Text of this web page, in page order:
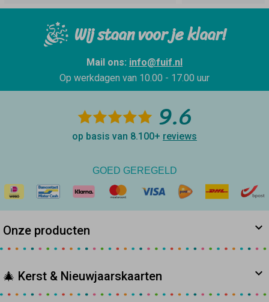
Wij staan voor je klaar!
Mail ons: info@fuif.nl
Op werkdagen van 10.00 - 17.00 uur
9.6
op basis van 8.100+ reviews
GOED GEREGELD
Onze producten
🎄 Kerst & Nieuwjaarskaarten